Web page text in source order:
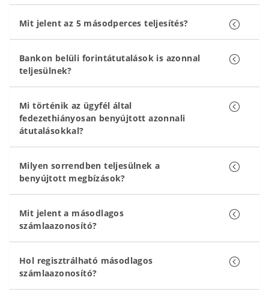
Mit jelent az 5 másodperces teljesítés?
Bankon belüli forintátutalások is azonnal
teljesülnek?
Mi történik az ügyfél által
fedezethiányosan benyújtott azonnali
átutalásokkal?
Milyen sorrendben teljesülnek a
benyújtott megbízások?
Mit jelent a másodlagos
számlaazonosító?
Hol regisztrálható másodlagos
számlaazonosító?